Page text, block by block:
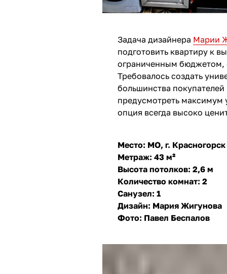
Задача дизайнера Марии
подготовить квартиру к
ограниченным бюджетом,
Требовалось создать
большинства
предусмотреть максимум
опция всегда высоко
Место: МО, г. Красногорск
Метраж: 43 м²
Высота потолков: 2,6 м
Количество комнат: 2
Санузел: 1
Дизайн: Мария Жигунова
Фото: Павел Беспалов